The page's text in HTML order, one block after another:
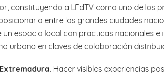
constituyendo a LFdTV como uno de los
entre las grandes ciudades
un espacio local con practicas nacionales
urbano en claves de colaboración
Hacer visibles experiencias